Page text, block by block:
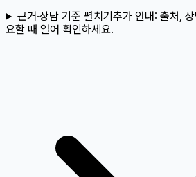
근거·상담 기준 펼치기추가 안내: 출처,
요할 때 열어 확인하세요.